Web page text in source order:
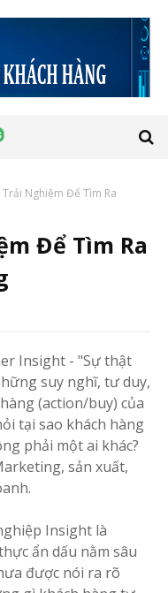
Nghiệm Để Tìm Ra
Để Tìm Ra
Insight - "Sự thật
suy nghĩ, tư duy,
(action/buy) của
tại sao khách hàng
phải một ai khác?
sản xuất,
Insight là
ẩn dấu nằm sâu
được nói ra rõ